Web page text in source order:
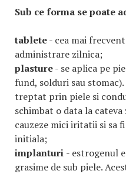
Sub ce forma se poate
tablete- cea mai
administrare zilnica;
plasture- se aplica pe
fund, solduri sau
treptat prin piele si
schimbat o data la cateva
cauzeze mici iritatii si sa
initiala;
implanturi - estrogenul
grasime de sub piele.